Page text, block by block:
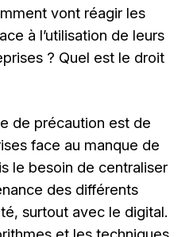
vont réagir les
à l’utilisation de leurs
? Quel est le droit
de précaution est de
face au manque de
le besoin de centraliser
des différents
surtout avec le digital.